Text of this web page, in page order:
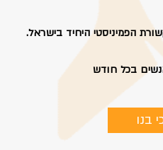
הפמיניסטי היחיד בישראל.
בכל חודש
בנו